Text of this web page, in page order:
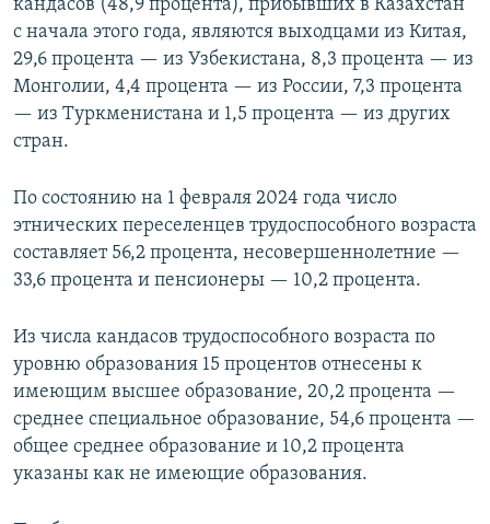
кандасов (48,9 процента), прибывших в Казахстан
с начала этого года, являются выходцами из Китая,
29,6 процента — из Узбекистана, 8,3 процента — из
Монголии, 4,4 процента — из России, 7,3 процента
— из Туркменистана и 1,5 процента — из других
стран.
По состоянию на 1 февраля 2024 года число
этнических переселенцев трудоспособного возраста
составляет 56,2 процента, несовершеннолетние —
33,6 процента и пенсионеры — 10,2 процента.
Из числа кандасов трудоспособного возраста по
уровню образования 15 процентов отнесены к
имеющим высшее образование, 20,2 процента —
среднее специальное образование, 54,6 процента —
общее среднее образование и 10,2 процента
указаны как не имеющие образования.